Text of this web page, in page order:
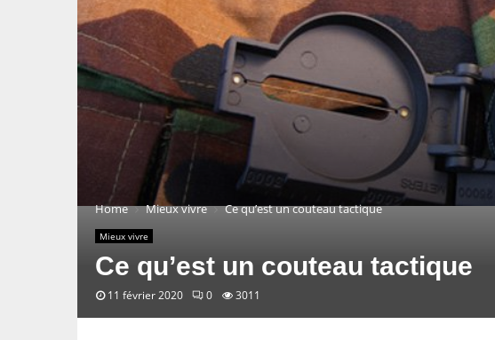
Home Mieux vivre Ce qu’est un couteau tactique
Mieux vivre
Ce qu’est un couteau tactique
11 février 2020 0 3011